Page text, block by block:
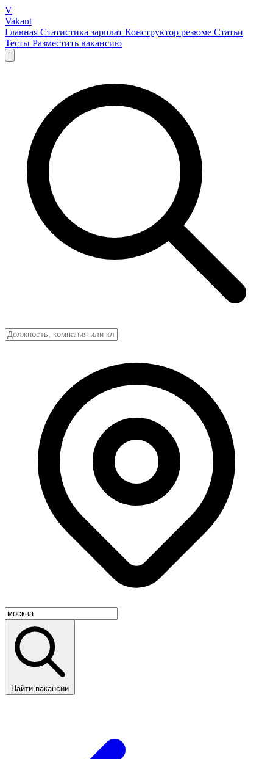
V
Vakant
Главная Статистика зарплат Конструктор резюме Статьи
Тесты Разместить вакансию
Найти вакансии